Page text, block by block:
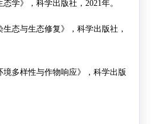
学》，科学出版社， 2021 年。
态与生态修复》，科学出版社，
境多样性与作物响应》，科学出版